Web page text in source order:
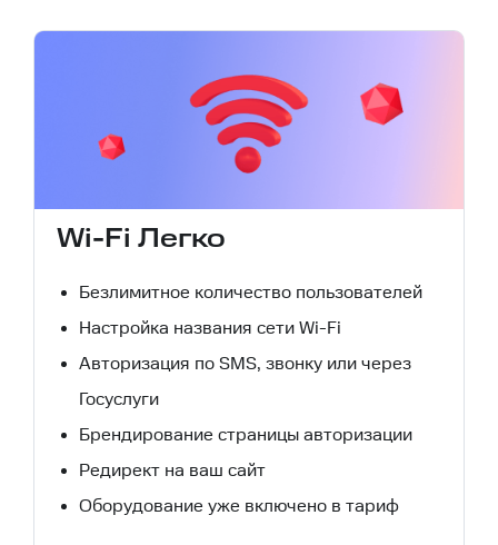
Wi-Fi Легко
Безлимитное количество пользователей
Настройка названия сети Wi-Fi
Авторизация по SMS, звонку или через
Госуслуги
Брендирование страницы авторизации
Редирект на ваш сайт
Оборудование уже включено в тариф